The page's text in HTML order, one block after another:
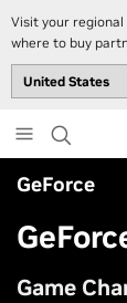
Visit your
where to buy
to
main
content
GeForce
Game